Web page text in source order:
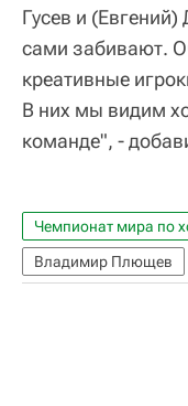
Гусев и
сами забивают.
креативные
В них мы видим
команде", -
Чемпионат мира по
Владимир Плющев